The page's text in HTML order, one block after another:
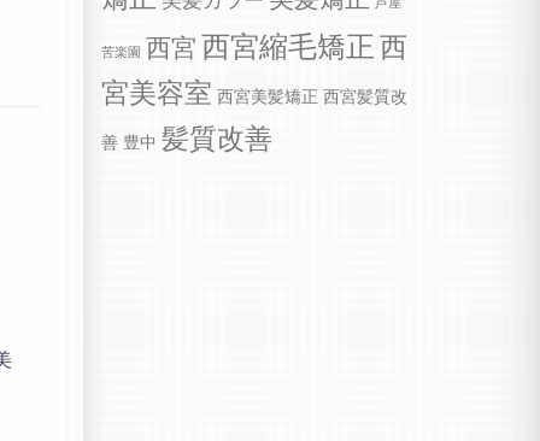
苦楽園 西宮 西宮縮毛矯正 西
宮美容室 西宮美髪矯正 西宮髪質改
善 豊中 髪質改善